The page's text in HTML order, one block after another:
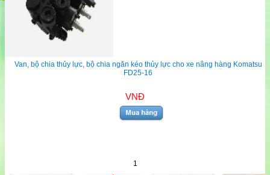
Van, bộ chia thủy lực, bộ chia ngăn kéo thủy lực cho xe nâng hàng Komatsu
FD25-16
VNĐ
1